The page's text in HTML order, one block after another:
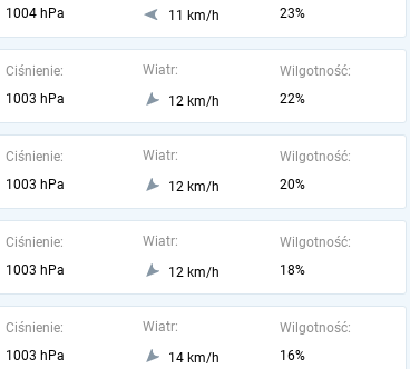
1004 hPa
11 km/h
23%
Ciśnienie:
1003 hPa
Wiatr:
12 km/h
Wilgotność:
22%
Ciśnienie:
1003 hPa
Wiatr:
12 km/h
Wilgotność:
20%
Ciśnienie:
1003 hPa
Wiatr:
12 km/h
Wilgotność:
18%
Ciśnienie:
1003 hPa
Wiatr:
14 km/h
Wilgotność:
16%